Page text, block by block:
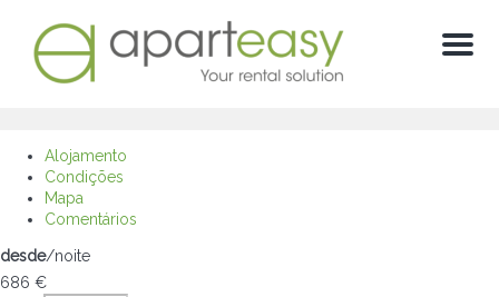
Menú
Alojamento
Condições
Mapa
Comentários
desde/noite
686 €